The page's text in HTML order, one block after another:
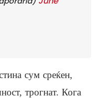
сум среќен,
трогнат. Кога